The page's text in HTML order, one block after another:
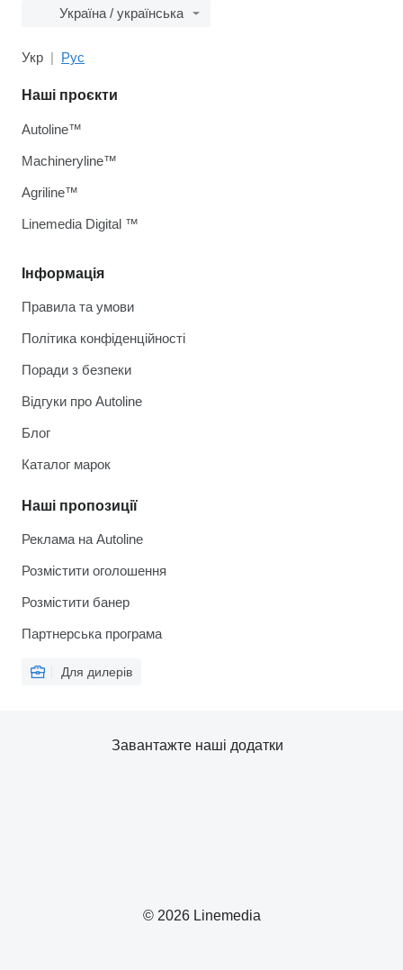
Україна / українська
Укр Рус
Інформація
Правила та умови
Політика конфіденційності
Поради з безпеки
Відгуки про Autoline
Блог
Каталог марок
Наші пропозиції
Реклама на Autoline
Розмістити оголошення
Розмістити банер
Партнерська програма
Для дилерів
Наші проєкти
Autoline™
Machineryline™
Agriline™
Linemedia Digital ™
© 2026 Linemedia
Завантажте наші додатки